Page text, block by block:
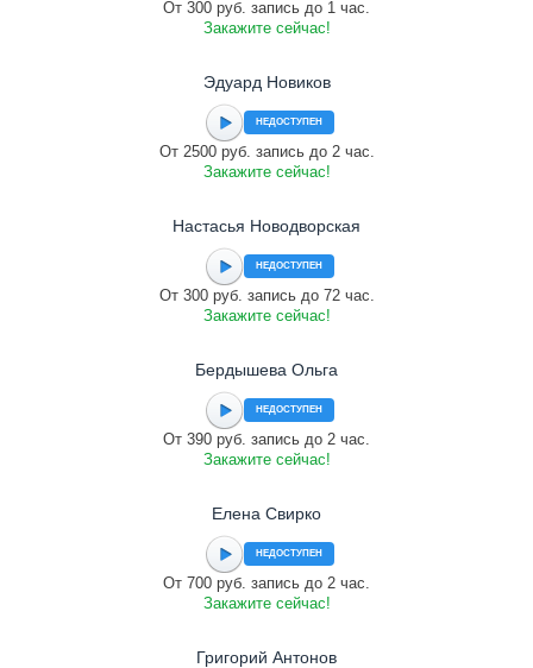
От 300 руб. запись до 1 час.
Закажите сейчас!
Эдуард Новиков
НЕДОСТУПЕН
От 2500 руб. запись до 2 час.
Закажите сейчас!
Настасья Новодворская
НЕДОСТУПЕН
От 300 руб. запись до 72 час.
Закажите сейчас!
Бердышева Ольга
НЕДОСТУПЕН
От 390 руб. запись до 2 час.
Закажите сейчас!
Елена Свирко
НЕДОСТУПЕН
От 700 руб. запись до 2 час.
Закажите сейчас!
Григорий Антонов